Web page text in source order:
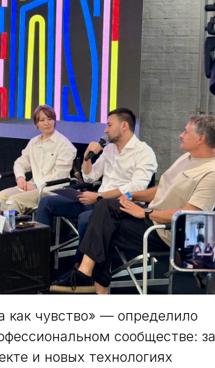
как чувство» — определило
сообществе: за
и новых технологиях